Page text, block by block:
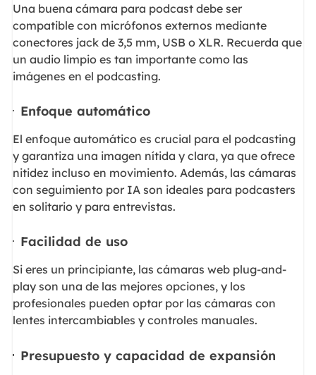
Una buena cámara para podcast debe ser
compatible con micrófonos externos mediante
conectores jack de 3,5 mm, USB o XLR. Recuerda que
un audio limpio es tan importante como las
imágenes en el podcasting.
Enfoque automático
El enfoque automático es crucial para el podcasting
y garantiza una imagen nítida y clara, ya que ofrece
nitidez incluso en movimiento. Además, las cámaras
con seguimiento por IA son ideales para podcasters
en solitario y para entrevistas.
Facilidad de uso
Si eres un principiante, las cámaras web plug-and-
play son una de las mejores opciones, y los
profesionales pueden optar por las cámaras con
lentes intercambiables y controles manuales.
Presupuesto y capacidad de expansión